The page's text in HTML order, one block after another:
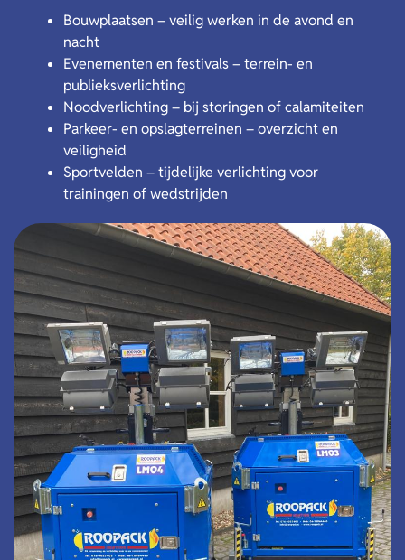
Bouwplaatsen – veilig werken in de avond en
nacht
Evenementen en festivals – terrein- en
publieksverlichting
Noodverlichting – bij storingen of calamiteiten
Parkeer- en opslagterreinen – overzicht en
veiligheid
Sportvelden – tijdelijke verlichting voor
trainingen of wedstrijden